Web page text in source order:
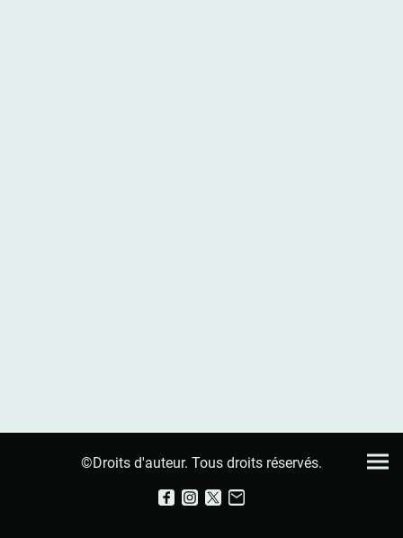
©Droits d'auteur. Tous droits réservés.